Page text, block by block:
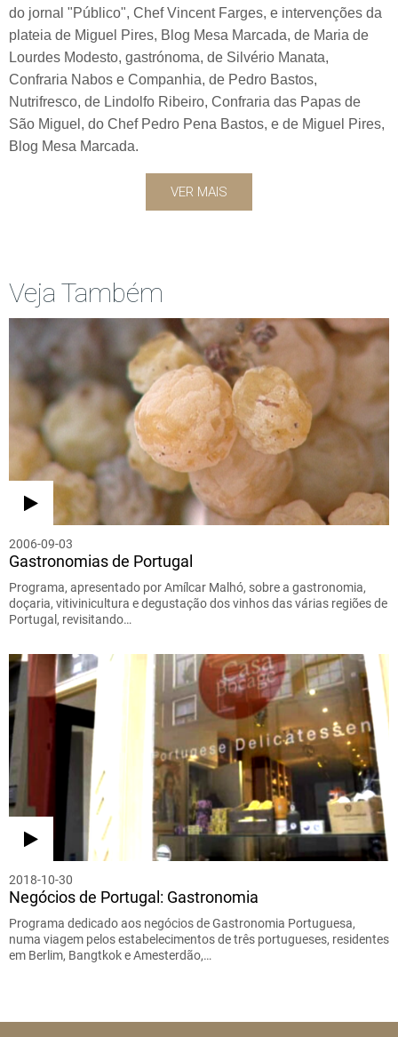
do jornal "Público", Chef Vincent Farges, e intervenções da
plateia de Miguel Pires, Blog Mesa Marcada, de Maria de
Lourdes Modesto, gastrónoma, de Silvério Manata,
Confraria Nabos e Companhia, de Pedro Bastos,
Nutrifresco, de Lindolfo Ribeiro, Confraria das Papas de
São Miguel, do Chef Pedro Pena Bastos, e de Miguel Pires,
Blog Mesa Marcada.
VER MAIS
Veja Também
2006-09-03
Gastronomias de Portugal
Programa, apresentado por Amílcar Malhó, sobre a gastronomia,
doçaria, vitivinicultura e degustação dos vinhos das várias regiões de
Portugal, revisitando…
2018-10-30
Negócios de Portugal: Gastronomia
Programa dedicado aos negócios de Gastronomia Portuguesa,
numa viagem pelos estabelecimentos de três portugueses, residentes
em Berlim, Bangtkok e Amesterdão,…